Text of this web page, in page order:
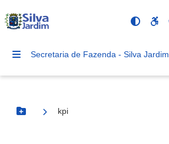
Secretaria de Fazenda - Silva Jardim
Botão Menu
kpi